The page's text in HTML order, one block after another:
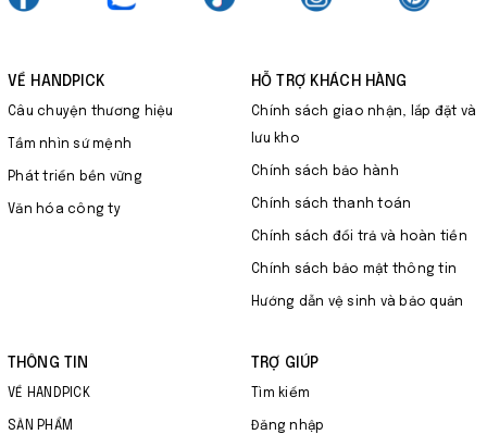
VỀ HANDPICK
Câu chuyện thương hiệu
Tầm nhìn sứ mệnh
Phát triển bền vững
Văn hóa công ty
HỖ TRỢ KHÁCH HÀNG
Chính sách giao nhận, lắp đặt và
lưu kho
Chính sách bảo hành
Chính sách thanh toán
Chính sách đổi trả và hoàn tiền
Chính sách bảo mật thông tin
Hướng dẫn vệ sinh và bảo quản
THÔNG TIN
VỀ HANDPICK
SẢN PHẨM
TRỢ GIÚP
Tìm kiếm
Đăng nhập